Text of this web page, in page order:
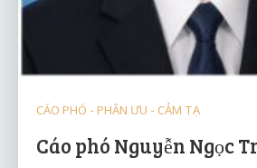
CÁO PHÓ - PHÂN ƯU - CẢM TẠ
Cáo phó Nguyễn Ngọc